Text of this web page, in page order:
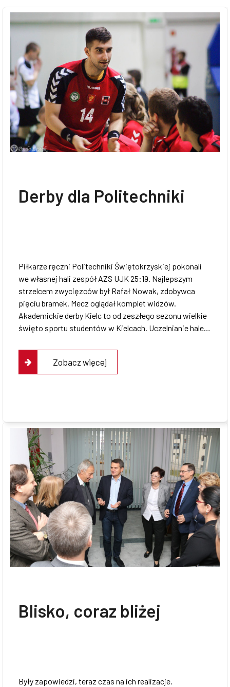
Derby dla Politechniki
Piłkarze ręczni Politechniki Świętokrzyskiej pokonali
we własnej hali zespół AZS UJK 25:19. Najlepszym
strzelcem zwycięzców był Rafał Nowak, zdobywca
pięciu bramek. Mecz oglądał komplet widzów.
Akademickie derby Kielc to od zeszłego sezonu wielkie
święto sportu studentów w Kielcach. Uczelnianie hale…
Zobacz więcej
Blisko, coraz bliżej
Były zapowiedzi, teraz czas na ich realizacje.
Doktoranci
Podyplomowe
Pracownicy
studenckie
Współpraca
Sklep PŚk
Kontakt